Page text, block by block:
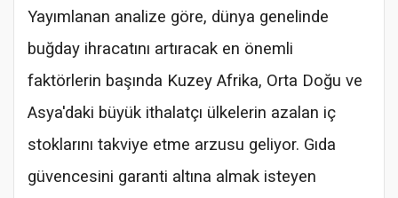
Yayımlanan analize göre, dünya genelinde
buğday ihracatını artıracak en önemli
faktörlerin başında Kuzey Afrika, Orta Doğu ve
Asya'daki büyük ithalatçı ülkelerin azalan iç
stoklarını takviye etme arzusu geliyor. Gıda
güvencesini garanti altına almak isteyen